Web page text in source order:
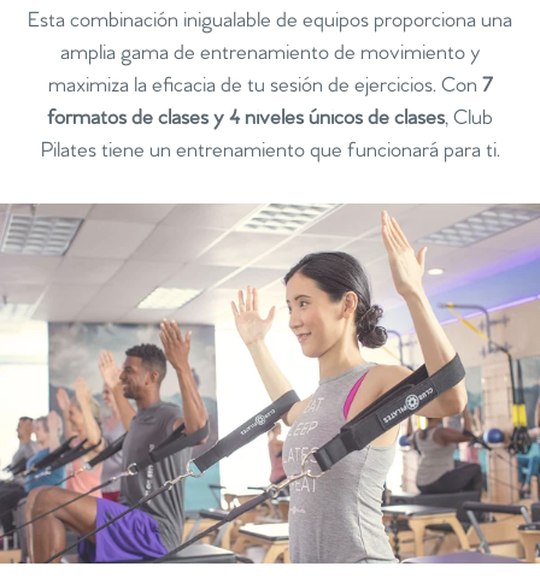
Esta combinación inigualable de equipos proporciona una
amplia gama de entrenamiento de movimiento y
maximiza la eficacia de tu sesión de ejercicios. Con 7
formatos de clases y 4 niveles únicos de clases, Club
Pilates tiene un entrenamiento que funcionará para ti.